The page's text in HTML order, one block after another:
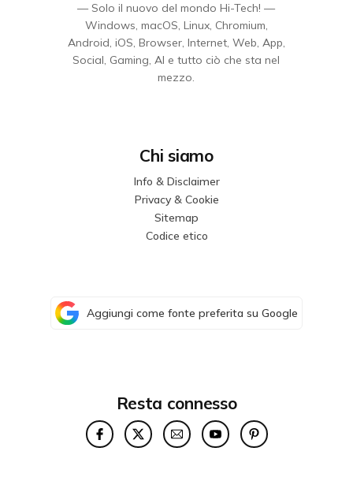
— Solo il nuovo del mondo Hi-Tech! —
Windows, macOS, Linux, Chromium,
Android, iOS, Browser, Internet, Web, App,
Social, Gaming, AI e tutto ciò che sta nel
mezzo.
Chi siamo
Info & Disclaimer
Privacy & Cookie
Sitemap
Codice etico
Aggiungi come fonte preferita su Google
Resta connesso